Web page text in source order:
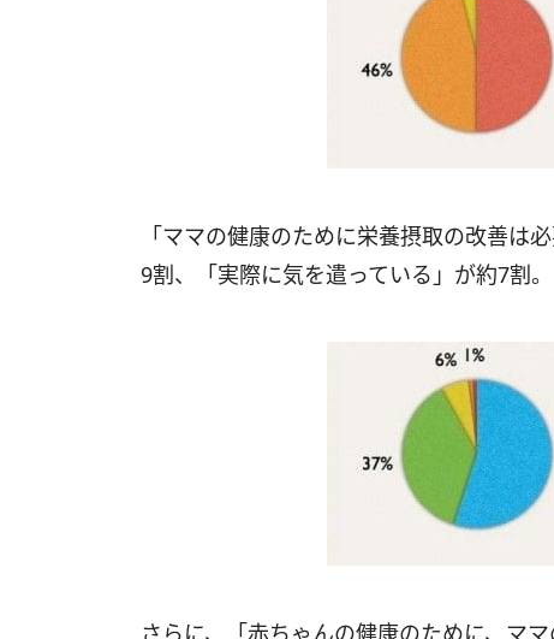
「ママの健康のために栄養摂取の改善は
9割、「実際に気を遣っている」が約7割。
さらに、「赤ちゃんの健康のために、マ